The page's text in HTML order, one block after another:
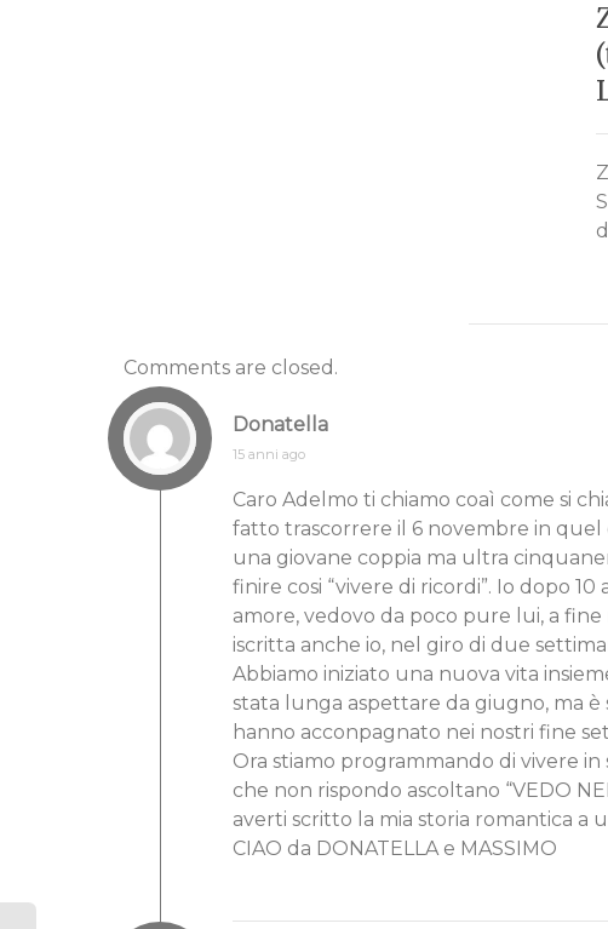
Comments are closed.
Donatella
15 anni ago
Caro Adelmo ti chiamo coaì come si
fatto trascorrere il 6 novembre in quel
una giovane coppia ma ultra
finire cosi “vivere di ricordi”. Io dopo
amore, vedovo da poco pure lui, a
iscritta anche io, nel giro di due
Abbiamo iniziato una nuova vita
stata lunga aspettare da giugno, ma
hanno acconpagnato nei nostri fine
Ora stiamo programmando di vivere in
che non rispondo ascoltano “VEDO
averti scritto la mia storia romantica a
CIAO da DONATELLA e MASSIMO